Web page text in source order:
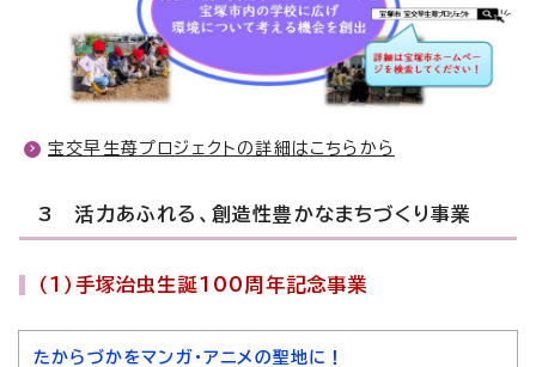
宝交早生苺プロジェクトの詳細はこちらから
3 活力あふれる、創造性豊かなまちづくり事業
（1）手塚治虫生誕100周年記念事業
たからづかをマンガ・アニメの聖地に！